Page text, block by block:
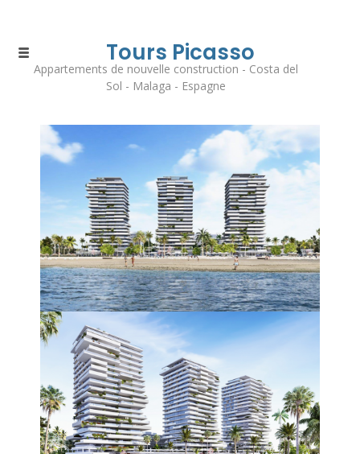
Tours Picasso
Appartements de nouvelle construction - Costa del
Sol - Malaga - Espagne